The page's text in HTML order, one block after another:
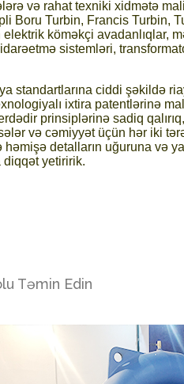
və rahat texniki xidmətə
Boru Turbin, Francis Turbin,
köməkçi avadanlıqlar,
sistemləri,
standartlarına ciddi şəkildə
ixtira patentlərinə
prinsiplərinə sadiq
və cəmiyyət üçün hər iki
həmişə detalların uğuruna və
yetiririk.
Təmin Edin